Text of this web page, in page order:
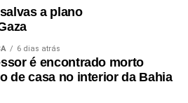
a plano
6 dias atrás
é encontrado morto
de casa no interior da Bahia